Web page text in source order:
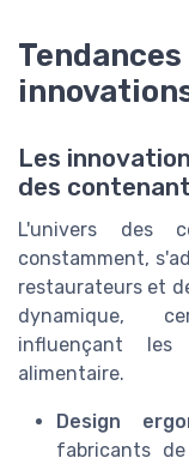
Les
des
L'univers des
constamment,
restaurateurs et
dynamique,
influençant les
alimentaire.
Design
fabricants